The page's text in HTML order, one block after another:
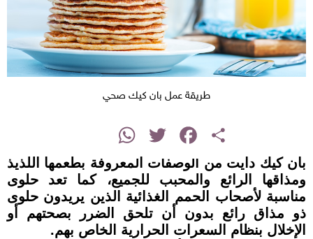
طريقة عمل بان كيك صحي
Share
Facebook
Twitter
WhatsApp
بان كيك دايت من الوصفات المعروفة بطعمها اللذيذ
ومذاقها الرائع والمحبب للجميع، كما تعد حلوى
مناسبة لأصحاب الحمم الغذائية الذين يريدون حلوى
ذو مذاق رائع بدون أن تلحق الضرر بصحتهم أو
الإخلال بنظام السعرات الحرارية الخاص بهم.